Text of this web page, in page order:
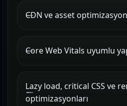
CDN ve asset
Core Web Vitals uyumlu
Lazy load, critical CSS ve
optimizasyonları